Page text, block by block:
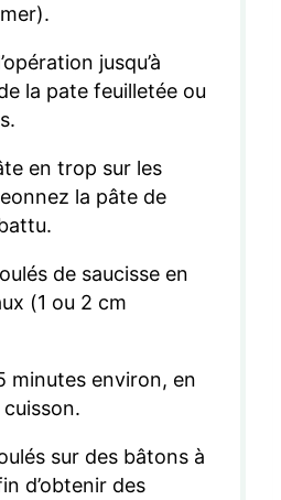
jusqu’à
la pate feuilletée ou
en trop sur les
la pâte de
de saucisse en
(1 ou 2 cm
minutes environ, en
sur des bâtons à
d’obtenir des